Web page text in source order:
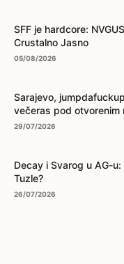
SFF je hardcore:
Crustalno Jasno
05/08/2026
Sarajevo,
večeras pod otvorenim
29/07/2026
Decay i Svarog u AG-
Tuzle?
26/07/2026